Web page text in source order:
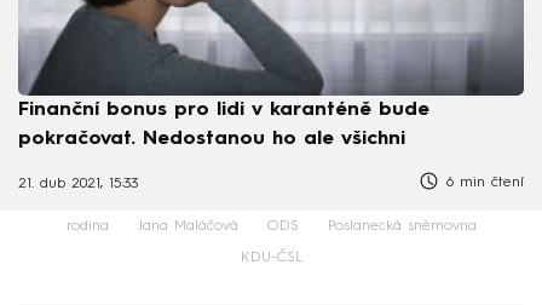
Finanční bonus pro lidi v karanténě bude
pokračovat. Nedostanou ho ale všichni
21. dub 2021, 15:33 6 min čtení
rodina Jana Maláčová ODS Poslanecká sněmovna
KDU-ČSL